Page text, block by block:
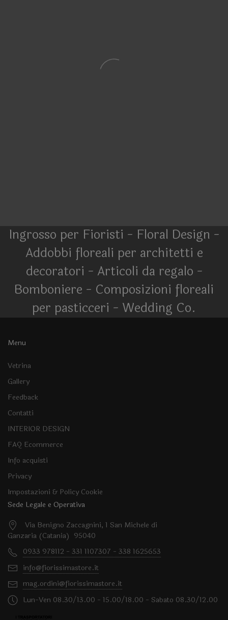
Ingrosso per Fioristi - Floral Design -
Addobbi floreali per architetti e
decoratori - Articoli da regalo -
Bomboniere - Composizioni floreali
per pasticceri - Wedding Co.
Menu
Vetrina
Gallery
Feedback
Contatti
INTERIOR DESIGN
FAQ Ecommerce
Info acquisti
Privacy
Impostazioni & Policy Cookie
Sede Legale e Operativa
Via Benigno Zaccagnini, 1 San Michele di
Ganzaria (Catania) 95040
0933 978112 - 331 1107307 - 338 1625653
info@fiorissimastore.it
mag.ordini@fiorissimastore.it
Lun-Ven 08.30/13.00 - 15.00/18.00 - Sabato 08.30/12.00